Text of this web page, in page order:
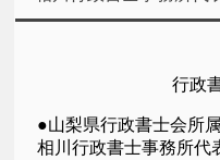
行政
●山梨県行政書士会所属
相川行政書士事務所代